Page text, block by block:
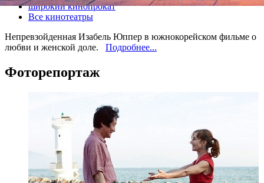
широкий кинопрокат
Все кинотеатры
Непревзойденная Изабель Юппер в южнокорейском фильме о
любви и женской доле. Подробнее...
Фоторепортаж